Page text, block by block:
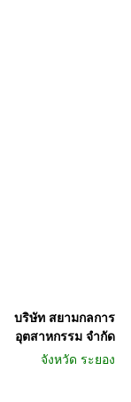
บริษัท สยามกลการ
อุตสาหกรรม จำกัด
จังหวัด ระยอง